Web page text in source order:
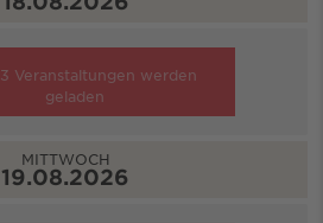
3 Veranstaltungen werden
geladen
MITTWOCH
19.08.2026